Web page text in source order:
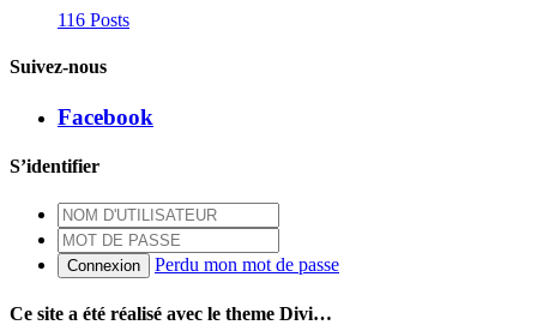
116 Posts
Suivez-nous
Facebook
S’identifier
Connexion Perdu mon mot de passe
Ce site a été réalisé avec le theme Divi…